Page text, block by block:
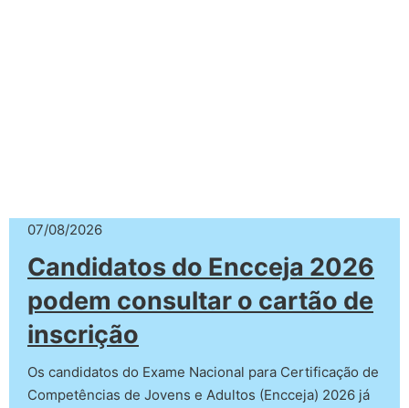
07/08/2026
Candidatos do Encceja 2026
podem consultar o cartão de
inscrição
Os candidatos do Exame Nacional para Certificação de
Competências de Jovens e Adultos (Encceja) 2026 já